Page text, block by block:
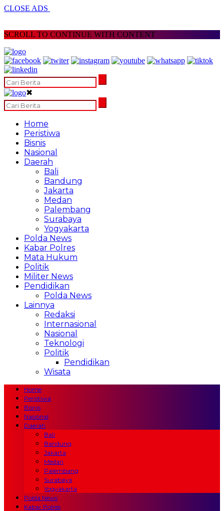
CLOSE ADS
SCROLL TO CONTINUE WITH CONTENT
✖
Home
Peristiwa
Bisnis
Nasional
Daerah
Bali
Bandung
Jakarta
Medan
Palembang
Surabaya
Yogyakarta
Polda News
Kabar Polres
Mata Hukum
Politik
Militer News
Pendidikan
Polda News
Lainnya
Redaksi
Internasional
Nasional
Teknologi
Politik
Pendidikan
Wisata
Home
Peristiwa
Bisnis
Nasional
Daerah
Bali
Bandung
Jakarta
Medan
Palembang
Surabaya
Yogyakarta
Polda News
Kabar Polres